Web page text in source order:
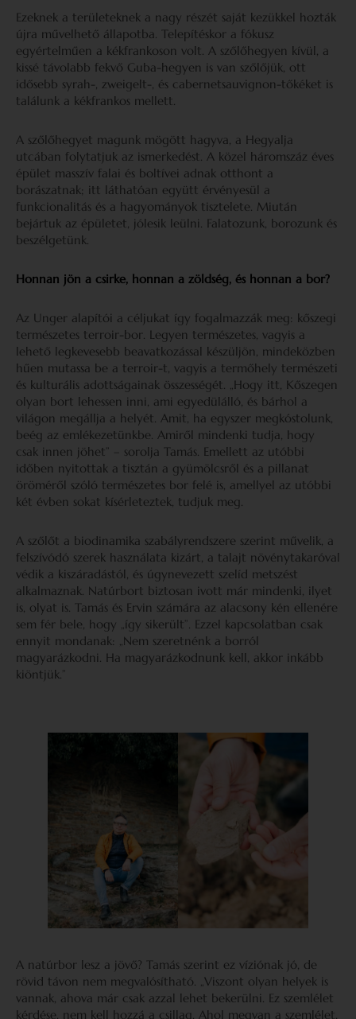
Ezeknek a területeknek a nagy részét saját kezükkel hozták
újra művelhető állapotba. Telepítéskor a fókusz
egyértelműen a kékfrankoson volt. A szőlőhegyen kívül, a
kissé távolabb fekvő Guba-hegyen is van szőlőjük, ott
idősebb syrah-, zweigelt-, és cabernetsauvignon-tőkéket is
találunk a kékfrankos mellett.
A szőlőhegyet magunk mögött hagyva, a Hegyalja
utcában folytatjuk az ismerkedést. A közel háromszáz éves
épület masszív falai és boltívei adnak otthont a
borászatnak; itt láthatóan együtt érvényesül a
funkcionalitás és a hagyományok tisztelete. Miután
bejártuk az épületet, jólesik leülni. Falatozunk, borozunk és
beszélgetünk.
Honnan jön a csirke, honnan a zöldség, és honnan a bor?
Az Unger alapítói a céljukat így fogalmazzák meg: kőszegi
természetes terroir-bor. Legyen természetes, vagyis a
lehető legkevesebb beavatkozással készüljön, mindeközben
hűen mutassa be a terroir-t, vagyis a termőhely természeti
és kulturális adottságainak összességét. „Hogy itt, Kőszegen
olyan bort lehessen inni, ami egyedülálló, és bárhol a
világon megállja a helyét. Amit, ha egyszer megkóstolunk,
beég az emlékezetünkbe. Amiről mindenki tudja, hogy
csak innen jöhet” – sorolja Tamás. Emellett az utóbbi
időben nyitottak a tisztán a gyümölcsről és a pillanat
öröméről szóló természetes bor felé is, amellyel az utóbbi
két évben sokat kísérleteztek, tudjuk meg.
A szőlőt a biodinamika szabályrendszere szerint művelik, a
felszívódó szerek használata kizárt, a talajt növénytakaróval
védik a kiszáradástól, és úgynevezett szelíd metszést
alkalmaznak. Natúrbort biztosan ivott már mindenki, ilyet
is, olyat is. Tamás és Ervin számára az alacsony kén ellenére
sem fér bele, hogy „így sikerült”. Ezzel kapcsolatban csak
ennyit mondanak: „Nem szeretnénk a borról
magyarázkodni. Ha magyarázkodnunk kell, akkor inkább
kiöntjük.”
A natúrbor lesz a jövő? Tamás szerint ez víziónak jó, de
rövid távon nem megvalósítható. „Viszont olyan helyek is
vannak, ahova már csak azzal lehet bekerülni. Ez szemlélet
kérdése, nem kell hozzá a csillag. Ahol megvan a szemlélet,